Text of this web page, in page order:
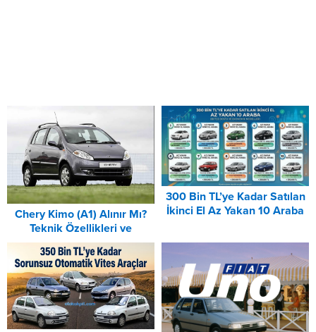
Chery Kimo (A1) Alınır Mı?
Teknik Özellikleri ve
Donanımları
300 Bin TL’ye Kadar Satılan
İkinci El Az Yakan 10 Araba